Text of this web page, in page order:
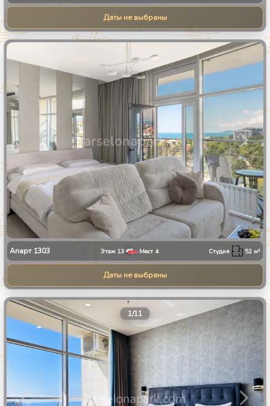
Даты не выбраны
/30
Апарт 1303 Этаж 13 Мест 4 Студия 52 м²
Даты не выбраны
1/11